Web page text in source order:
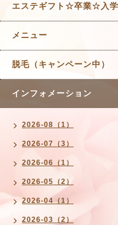
エステギフト☆卒業☆入
メニュー
脱毛（キャンペーン中）
インフォメーション
2026-08（1）
2026-07（3）
2026-06（1）
2026-05（2）
2026-04（1）
2026-03（2）